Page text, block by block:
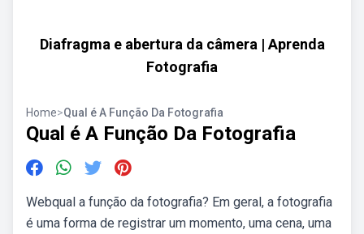
Diafragma e abertura da câmera | Aprenda
Fotografia
Home>Qual é A Função Da Fotografia
Qual é A Função Da Fotografia
Webqual a função da fotografia? Em geral, a fotografia
é uma forma de registrar um momento, uma cena, uma